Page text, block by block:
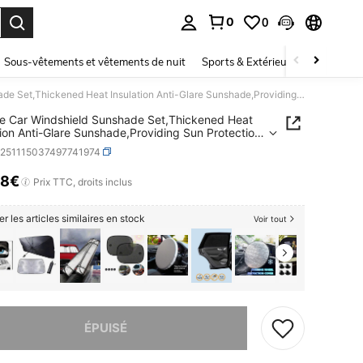
0 0
Sous-vêtements et vêtements de nuit Sports & Extérieur Enfants
6-Piece Car Windshield Sunshade Set,Thickened Heat Insulation Anti-Glare Sunshade,Providing Sun Protection, UV Protection,Privacy,And Heat Insulation.Suitable For Cars,Trucks,Off-Road Vehicles,And SUVs.Silver Coating Protects Your Car's Interior
Car Windshield Sunshade Set,Thickened Heat
Anti-Glare Sunshade,Providing Sun Protection,
Heat Insulation.Suitable For
Road Vehicles,And SUVs.Silver Coating
Your Car's Interior
AND AVAILABILITY
Prix TTC, droits inclus
les articles similaires en stock Voir tout
ÉPUISÉ
ce produit est épuisé.